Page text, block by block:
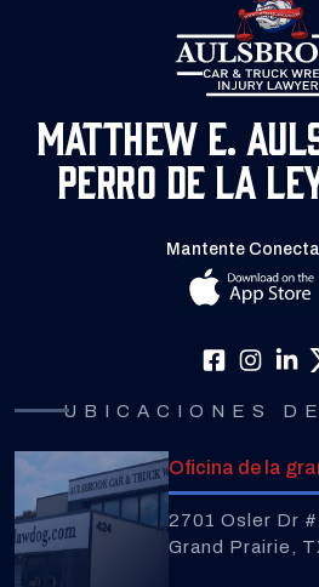
Matthew E.
Perro de la
Mantente
UBICACIONES
Oficina de la
2701 Osler Dr
Grand Prairie,